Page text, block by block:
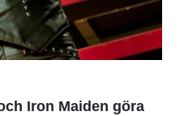
Iron Maiden göra